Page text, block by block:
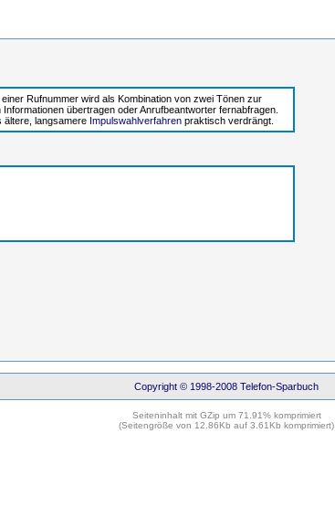
Rufnummer wird als Kombination von zwei Tönen zur
übertragen oder Anrufbeantworter fernabfragen.
ältere, langsamere Impulswahlverfahren praktisch verdrängt.
Copyright © 1998-2008 Telefon-Sparbuch
Seiteninhalt mit GZip um 71.91% komprimiert
(Seitengröße von 12.86Kb auf 3.61Kb komprimiert)